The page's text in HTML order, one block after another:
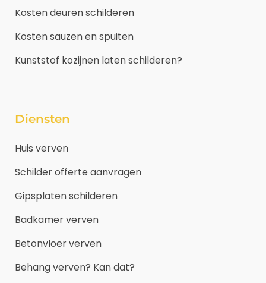
Kosten deuren schilderen
Kosten sauzen en spuiten
Kunststof kozijnen laten schilderen?
Diensten
Huis verven
Schilder offerte aanvragen
Gipsplaten schilderen
Badkamer verven
Betonvloer verven
Behang verven? Kan dat?